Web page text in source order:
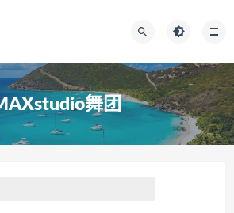
舞团